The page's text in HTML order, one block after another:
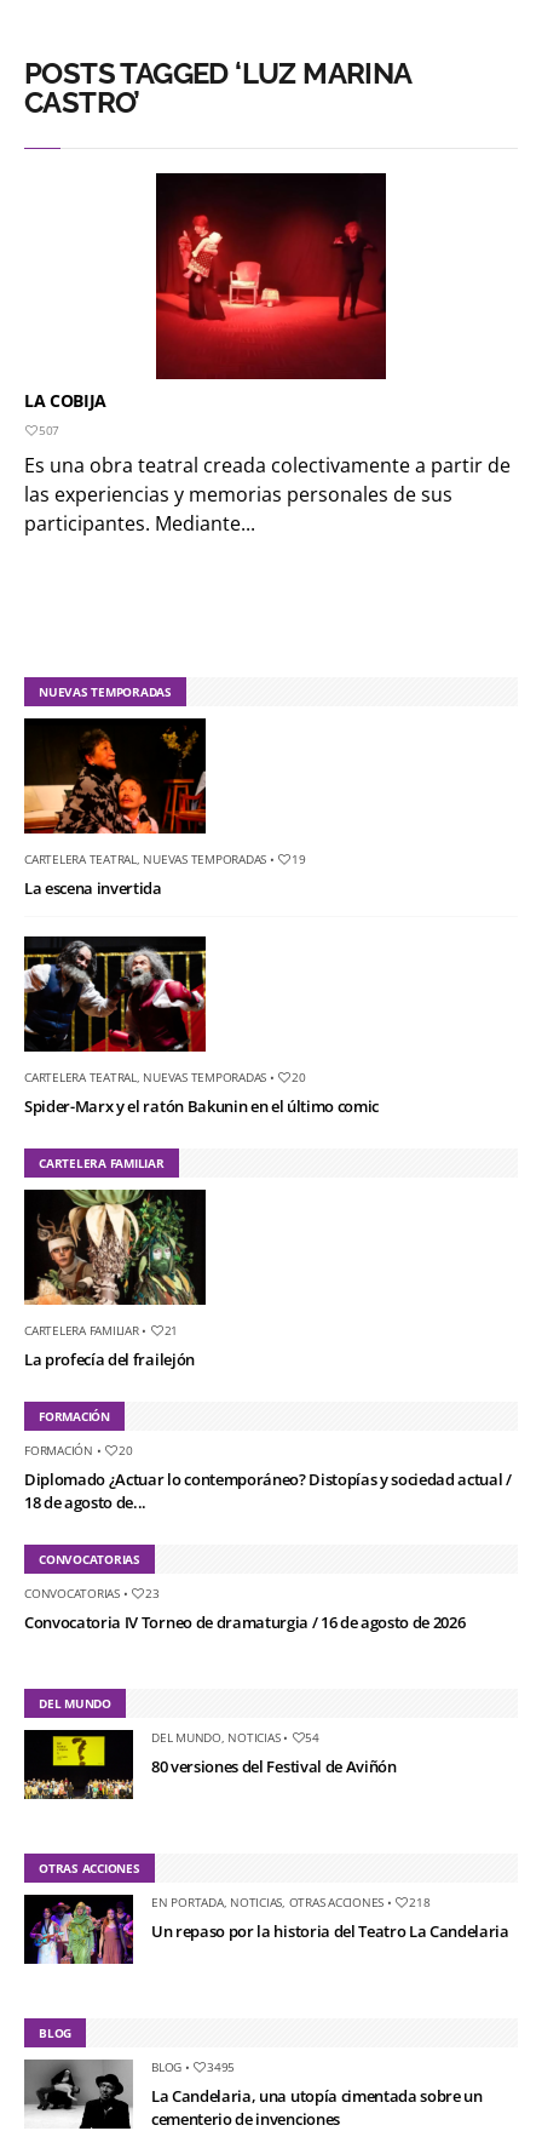
POSTS TAGGED ‘LUZ MARINA
CASTRO’
LA COBIJA
507
Es una obra teatral creada colectivamente a partir de
las experiencias y memorias personales de sus
participantes. Mediante...
NUEVAS TEMPORADAS
CARTELERA TEATRAL NUEVAS TEMPORADAS • 19
La escena invertida
CARTELERA TEATRAL NUEVAS TEMPORADAS • 20
Spider-Marx y el ratón Bakunin en el último comic
CARTELERA FAMILIAR
CARTELERA FAMILIAR• 21
La profecía del frailejón
FORMACIÓN
FORMACIÓN • 20
Diplomado ¿Actuar lo contemporáneo? Distopías y sociedad actual /
18 de agosto de...
CONVOCATORIAS
CONVOCATORIAS• 23
Convocatoria IV Torneo de dramaturgia / 16 de agosto de 2026
DEL MUNDO
DEL MUNDO, NOTICIAS• 54
80 versiones del Festival de Aviñón
OTRAS ACCIONES
EN PORTADA, NOTICIAS OTRAS ACCIONES • 218
Un repaso por la historia del Teatro La Candelaria
BLOG
BLOG • 3495
La Candelaria, una utopía cimentada sobre un
cementerio de invenciones